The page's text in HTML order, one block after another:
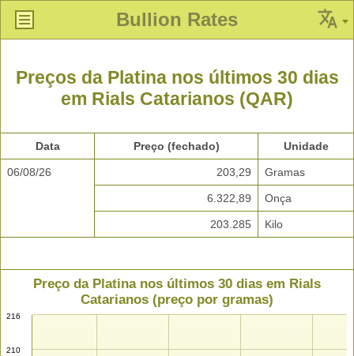
Bullion Rates
Preços da Platina nos últimos 30 dias
em Rials Catarianos (QAR)
Data Preço (fechado) Unidade
06/08/26 203,29 Gramas
6.322,89 Onça
203.285 Kilo
Preço da Platina nos últimos 30 dias em Rials
Catarianos (preço por gramas)
210
216